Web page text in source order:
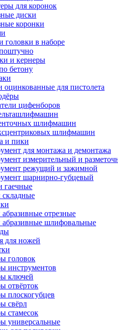
для коронок
диски
коронки
головки в наборе
и кернеры
бетону
оцинкованные для пистолета
цифенборов
шлифмашин
шлифмашин
и пики
для монтажа и демонтажа
измерительный и
режущий и зажимной
шарнирно-губцевый
гаечные
складные
отрезные
абразивные шлифовальные
для ножей
головок
инструментов
ключей
отвёрток
плоскогубцев
свёрл
стамесок
универсальные